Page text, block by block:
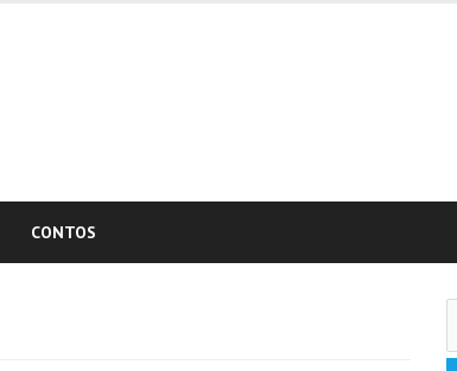
CONTOS